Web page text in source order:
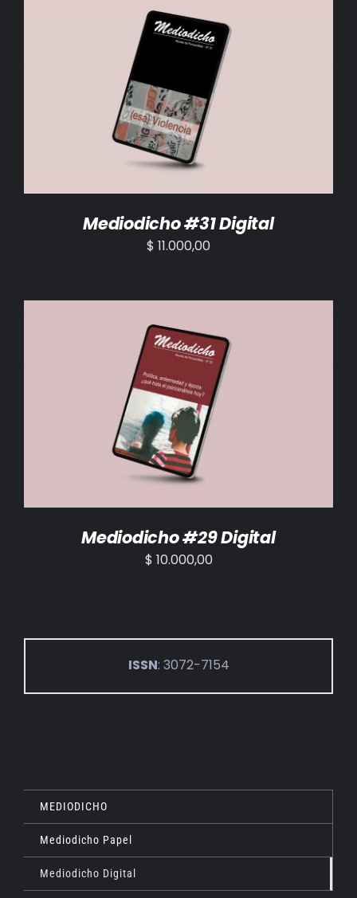
AÑADIR AL CARRITO /
Mediodicho #31 Digital
$ 11.000,00
AÑADIR AL CARRITO /
Mediodicho #29 Digital
$ 10.000,00
ISSN: 3072-7154
MEDIODICHO
Mediodicho Papel
Mediodicho Digital